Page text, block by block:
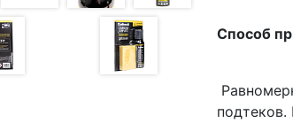
Способ